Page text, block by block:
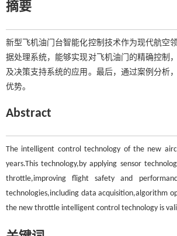
摘要
新型飞机油门台智能化控制技术作为现代航空
据处理系统，能够实现对飞机油门的精确控制
及决策支持系统的应用。最后，通过案例分析
优势。
Abstract
The intelligent control technology of the new
years.This technology,by applying sensor
throttle,improving flight safety and
technologies,including data acquisition,algorithm
the new throttle intelligent control technology is